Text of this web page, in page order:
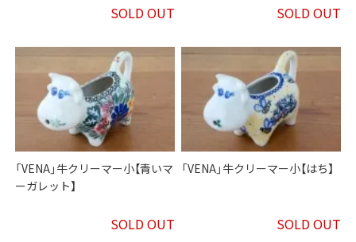
SOLD OUT SOLD OUT
「VENA」牛クリーマー小【青いマ
ーガレット】
SOLD OUT
「VENA」牛クリーマー小【はち】
SOLD OUT